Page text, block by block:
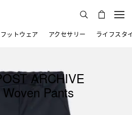
フットウェア アクセサリー ライフスタ
ARCHIVE
Pants